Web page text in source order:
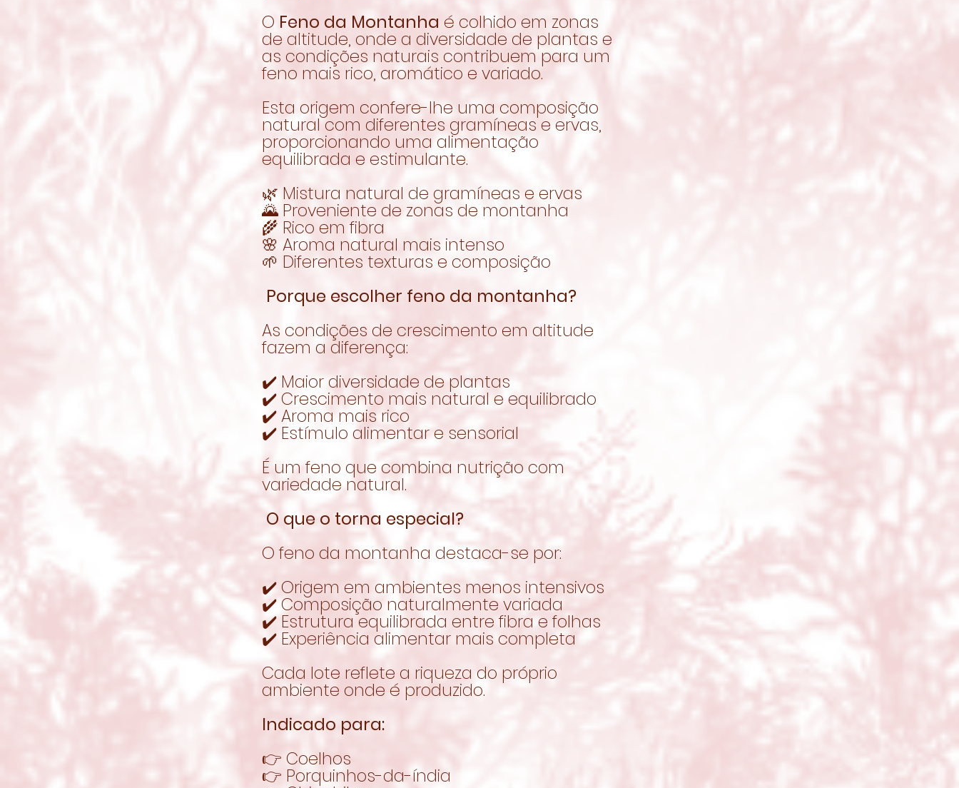
O Feno da Montanha é colhido em zonas
de altitude, onde a diversidade de plantas e
as condições naturais contribuem para um
feno mais rico, aromático e variado.
Esta origem confere-lhe uma composição
natural com diferentes gramíneas e ervas,
proporcionando uma alimentação
equilibrada e estimulante.
🌿 Mistura natural de gramíneas e ervas
🌄 Proveniente de zonas de montanha
🌾 Rico em fibra
🌸 Aroma natural mais intenso
🌱 Diferentes texturas e composição
Porque escolher feno da montanha?
As condições de crescimento em altitude
fazem a diferença:
✔️ Maior diversidade de plantas
✔️ Crescimento mais natural e equilibrado
✔️ Aroma mais rico
✔️ Estímulo alimentar e sensorial
É um feno que combina nutrição com
variedade natural.
O que o torna especial?
O feno da montanha destaca-se por:
✔️ Origem em ambientes menos intensivos
✔️ Composição naturalmente variada
✔️ Estrutura equilibrada entre fibra e folhas
✔️ Experiência alimentar mais completa
Cada lote reflete a riqueza do próprio
ambiente onde é produzido.
Indicado para:
👉 Coelhos
👉 Porquinhos-da-índia